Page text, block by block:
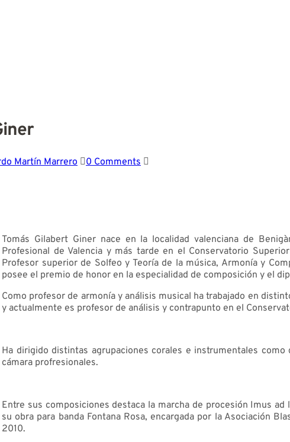
Martín Marrero
0 Comments
Tomás Gilabert Giner nace en la localidad valenciana de
Profesional de Valencia y más tarde en el Conservatorio
Profesor superior de Solfeo y Teoría de la música, Armonía y
posee el premio de honor en la especialidad de composición y el
Como profesor de armonía y análisis musical ha trabajado en
y actualmente es profesor de análisis y contrapunto en el
Ha dirigido distintas agrupaciones corales e instrumentales
cámara profresionales.
Entre sus composiciones destaca la marcha de procesión Imus
su obra para banda Fontana Rosa, encargada por la Asociación
2010.